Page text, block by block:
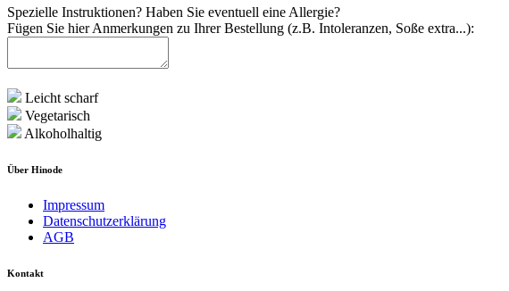
Spezielle Instruktionen? Haben Sie eventuell eine Allergie?
Fügen Sie hier Anmerkungen zu Ihrer Bestellung (z.B. Intoleranzen, Soße extra...):
Leicht scharf
Vegetarisch
Alkoholhaltig
Über Hinode
Impressum
Datenschutzerklärung
AGB
Kontakt